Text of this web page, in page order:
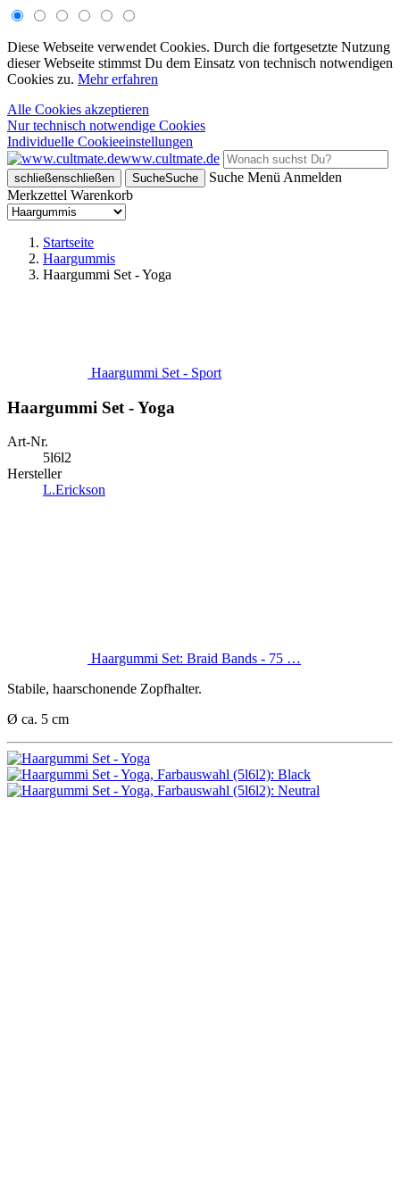
Diese Webseite verwendet Cookies. Durch die fortgesetzte Nutzung
dieser Webseite stimmst Du dem Einsatz von technisch notwendigen
Cookies zu. Mehr erfahren
Alle Cookies akzeptieren
Nur technisch notwendige Cookies
Individuelle Cookieeinstellungen
www.cultmate.de
schließenschließen SucheSuche Suche Menü Anmelden
Merkzettel Warenkorb
Startseite
Haargummis
Haargummi Set - Yoga
Haargummi Set - Sport
Haargummi Set - Yoga
Art-Nr.
5l6l2
Hersteller
L.Erickson
Haargummi Set: Braid Bands - 75 …
Stabile, haarschonende Zopfhalter.
Ø ca. 5 cm